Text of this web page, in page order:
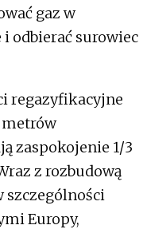
gaz w
odbierać surowiec
regazyfikacyjne
zaspokojenie 1/3
z rozbudową
szczególności
Europy,